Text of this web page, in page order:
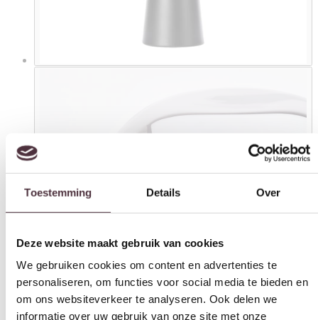
Toestemming Details Over
Deze website maakt gebruik van cookies
We gebruiken cookies om content en advertenties te
personaliseren, om functies voor social media te bieden en
om ons websiteverkeer te analyseren. Ook delen we
informatie over uw gebruik van onze site met onze